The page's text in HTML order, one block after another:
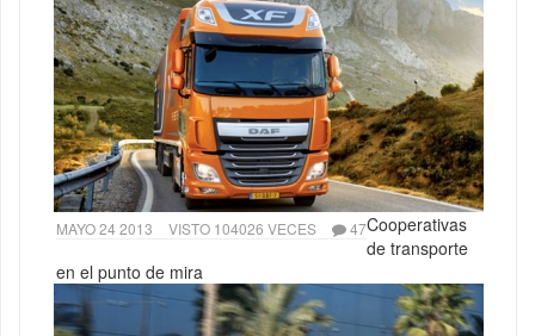
MAYO 24 2013 VISTO 104026 VECES 47Cooperativas
de transporte
en el punto de mira